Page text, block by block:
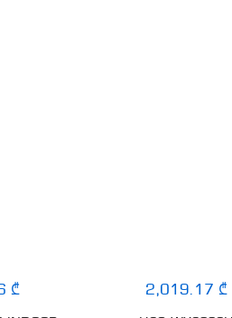
₾ 2,019.17 ₾